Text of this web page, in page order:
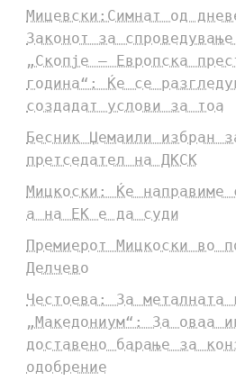
Мицевски:Симнат од
Законот за
„Скопје – Европска
година“: Ќе се
создадат услови за тоа
Бесник Џемаили избран
претседател на ДКСК
Мицкоски: Ќе направиме
а на ЕК е да суди
Премиерот Мицкоски во
Делчево
Честоева: За металната
„Македониум“: За оваа
доставено барање за
одобрение